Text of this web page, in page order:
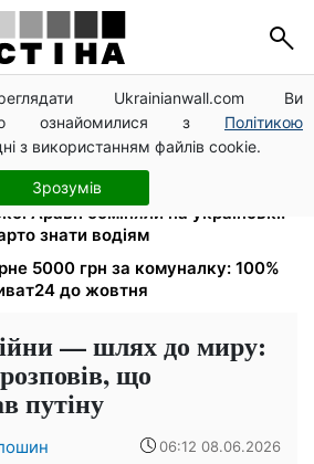
Ukrainianwall.com Ви
що ознайомилися з Політикою
з використанням файлів cookie.
Зрозумів
до 91,24 грн/куб, газ може
ціни в серпні
пільги на комуналку відкличуть:
пенсіонерів у серпні
Аравії обміняли на українські:
знати водіям
5000 грн за комуналку: 100%
до жовтня
— шлях до миру:
що
путіну
06:12 08.06.2026